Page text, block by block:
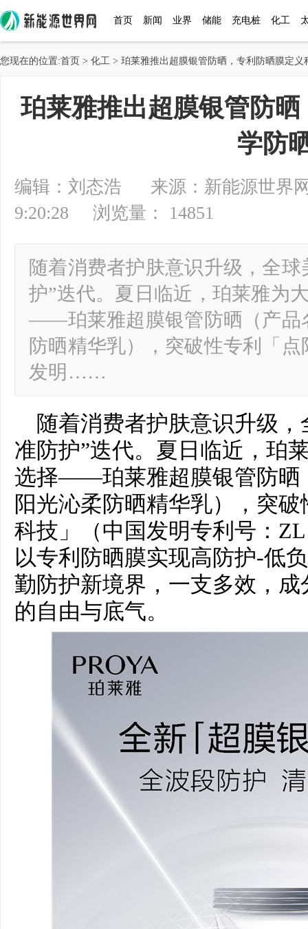
首页 新闻 业界 储能 充电桩 化工
您现在的位置:首页 > 化工 > 珀莱雅推出超膜银管防晒，专利防晒膜定义
珀莱雅推出超膜银管防
学防
编辑：刘态浩 来源：新能源世界
9:20:28 浏览量： 14851
随着消费者护肤意识升级，全
护”迭代。夏日临近，珀莱雅为
——珀莱雅超膜银管防晒（产品
防晒精华乳），突破性专利「
发明……
随着消费者护肤意识升级
准防护”迭代。夏日临近，珀
选择——珀莱雅超膜银管防晒
阳光沁柔防晒精华乳），突
科技」（中国发明专利号：ZL
以专利防晒膜实现高防护-低
勤防护新境界，一支多效，
的自由与底气。